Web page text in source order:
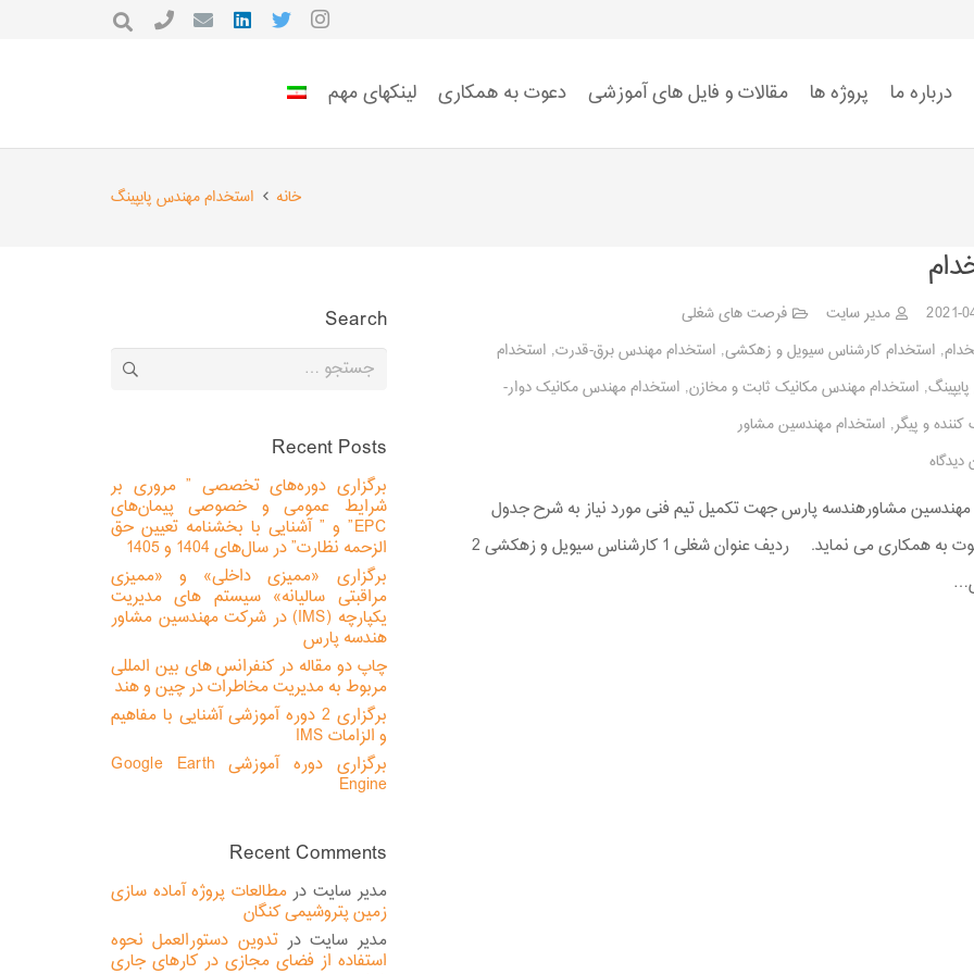
درباره ما پروژه ها مقالات و فایل های آموزشی دعوت به همکاری لینکهای مهم
خانه استخدام مهندس پایپینگ
2021- مدیر سایت
فرصت های شغلی
, استخدام کارشناس سیویل و زهکشی, استخدام مهندس برق-قدرت, استخدام
, استخدام مهندس مکانیک ثابت و مخازن, استخدام مهندس مکانیک دوار-
و پیگر, استخدام مهندسین مشاور
دیدگاه
مشاورهندسه پارس جهت تکمیل تیم فنی مورد نیاز به شرح جدول
ذیل دعوت به همکاری می نماید. ردیف عنوان شغلی 1 کارشناس سیویل و زهکشی 2
Search
جستجو
Recent Posts
برگزاری دوره‌های تخصصی ” مروری بر
شرایط عمومی و خصوصی پیمان‌های
EPC” و ” آشنایی با بخشنامه تعیین حق
الزحمه نظارت” در سال‌های 1404 و 1405
برگزاری «ممیزی داخلی» و «ممیزی
مراقبتی سالیانه» سیستم های مدیریت
یکپارچه (IMS) در شرکت مهندسین مشاور
هندسه پارس
چاپ دو مقاله در کنفرانس های بین المللی
مربوط به مدیریت مخاطرات در چین و هند
برگزاری 2 دوره آموزشی آشنایی با مفاهیم
و الزامات IMS
برگزاری دوره آموزشی Google Earth
Engine
Recent Comments
مدیر سایت درمطالعات پروژه آماده سازی
زمین پتروشیمی کنگان
مدیر سایتدرتدوین دستورالعمل نحوه
استفاده از فضای مجازی در کارهای جاری